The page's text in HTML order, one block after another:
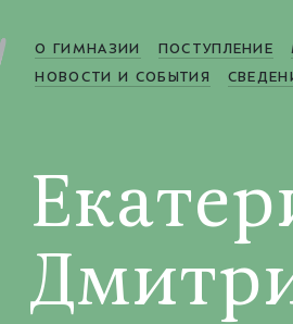
О ГИМНАЗИИ ПОСТУПЛЕНИЕ
НОВОСТИ И СОБЫТИЯ